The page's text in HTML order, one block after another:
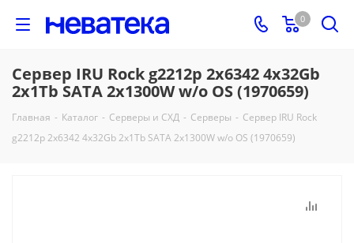
0
Сервер IRU Rock g2212p 2x6342 4x32Gb
2x1Tb SATA 2x1300W w/o OS (1970659)
Главная - Каталог - Серверы и СХД - Серверы - Сервер IRU Rock
g2212p 2x6342 4x32Gb 2x1Tb SATA 2x1300W w/o OS (1970659)